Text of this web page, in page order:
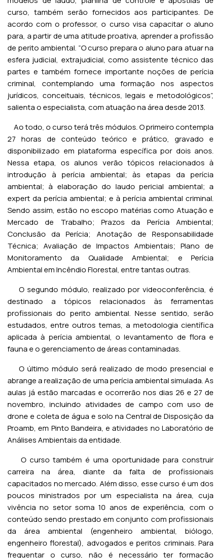
curso, também serão fornecidos aos participantes. De
acordo com o professor, o curso visa capacitar o aluno
para, a partir de uma atitude proativa, aprender a profissão
de perito ambiental. “O curso prepara o aluno para atuar na
esfera judicial, extrajudicial, como assistente técnico das
partes e também fornece importante noções de perícia
criminal, contemplando uma formação nos aspectos
jurídicos, conceituais, técnicos, legais e metodológicos”,
salienta o especialista, com atuação na área desde 2013.
Ao todo, o curso terá três módulos. O primeiro contempla
27 horas de conteúdo teórico e prático, gravado e
disponibilizado em plataforma específica por dois anos.
Nessa etapa, os alunos verão tópicos relacionados à
introdução à perícia ambiental; às etapas da perícia
ambiental; à elaboração do laudo pericial ambiental; a
expert da perícia ambiental; e à perícia ambiental criminal.
Sendo assim, estão no escopo matérias como Atuação e
Mercado de Trabalho; Prazos da Perícia Ambiental;
Conclusão da Perícia; Anotação de Responsabilidade
Técnica; Avaliação de Impactos Ambientais; Plano de
Monitoramento da Qualidade Ambiental; e Perícia
Ambiental em Incêndio Florestal, entre tantas outras.
O segundo módulo, realizado por videoconferência, é
destinado a tópicos relacionados às ferramentas
profissionais do perito ambiental. Nesse sentido, serão
estudados, entre outros temas, a metodologia científica
aplicada à perícia ambiental, o levantamento de flora e
fauna e o gerenciamento de áreas contaminadas.
O último módulo será realizado de modo presencial e
abrange a realização de uma perícia ambiental simulada. As
aulas já estão marcadas e ocorrerão nos dias 26 e 27 de
novembro, incluindo atividades de campo com uso de
drone e coleta de água e solo na Central de Disposição da
Proamb, em Pinto Bandeira, e atividades no Laboratório de
Análises Ambientais da entidade.
O curso também é uma oportunidade para construir
carreira na área, diante da falta de profissionais
capacitados no mercado. Além disso, esse curso é um dos
poucos ministrados por um especialista na área, cuja
vivência no setor soma 10 anos de experiência, com o
conteúdo sendo prestado em conjunto com profissionais
da área ambiental (engenheiro ambiental, biólogo,
engenheiro florestal), advogados e peritos criminais. Para
frequentar o curso, não é necessário ter formação